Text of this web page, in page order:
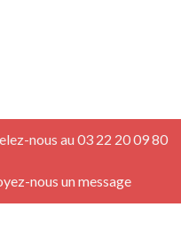
nous au 03 22 20 09 80
nous un message